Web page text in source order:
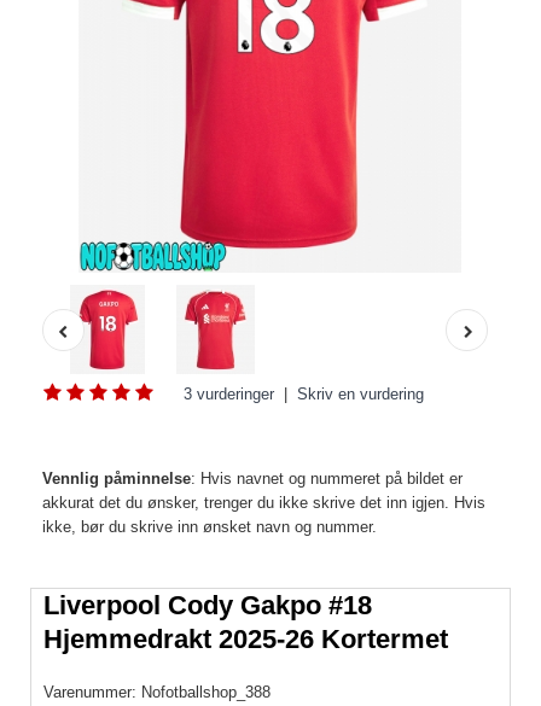
3 vurderinger Skriv en vurdering
Vennlig påminnelse: Hvis navnet og nummeret på bildet er
akkurat det du ønsker, trenger du ikke skrive det inn igjen. Hvis
ikke, bør du skrive inn ønsket navn og nummer.
Liverpool Cody Gakpo #18
Hjemmedrakt 2025-26 Kortermet
Varenummer: Nofotballshop_388